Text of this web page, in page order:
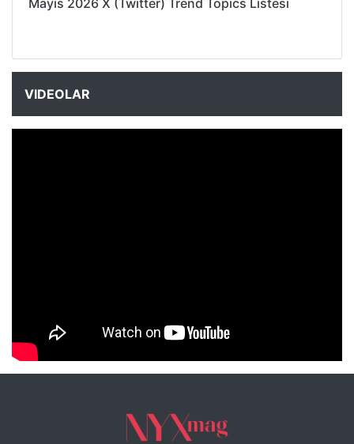
VIDEOLAR
NYXmag 2. Yaş Kutlama Etkinliği